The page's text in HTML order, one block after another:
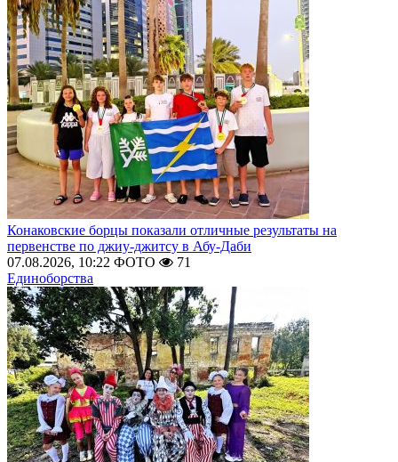
Конаковские борцы показали отличные результаты на
первенстве по джиу-джитсу в Абу-Даби
07.08.2026, 10:22 ФОТО
71
Единоборства